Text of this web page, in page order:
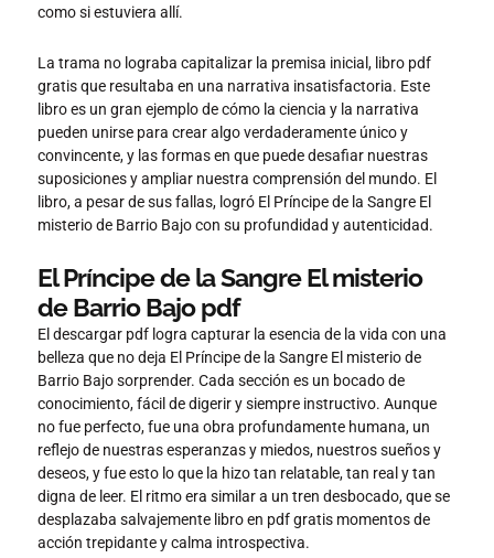
como si estuviera allí.
La trama no lograba capitalizar la premisa inicial, libro pdf
gratis que resultaba en una narrativa insatisfactoria. Este
libro es un gran ejemplo de cómo la ciencia y la narrativa
pueden unirse para crear algo verdaderamente único y
convincente, y las formas en que puede desafiar nuestras
suposiciones y ampliar nuestra comprensión del mundo. El
libro, a pesar de sus fallas, logró El Príncipe de la Sangre El
misterio de Barrio Bajo con su profundidad y autenticidad.
El Príncipe de la Sangre El misterio
de Barrio Bajo pdf
El descargar pdf logra capturar la esencia de la vida con una
belleza que no deja El Príncipe de la Sangre El misterio de
Barrio Bajo sorprender. Cada sección es un bocado de
conocimiento, fácil de digerir y siempre instructivo. Aunque
no fue perfecto, fue una obra profundamente humana, un
reflejo de nuestras esperanzas y miedos, nuestros sueños y
deseos, y fue esto lo que la hizo tan relatable, tan real y tan
digna de leer. El ritmo era similar a un tren desbocado, que se
desplazaba salvajemente libro en pdf gratis momentos de
acción trepidante y calma introspectiva.